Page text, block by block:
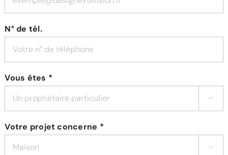
N° de tél.
Vous êtes *

Votre projet concerne *
